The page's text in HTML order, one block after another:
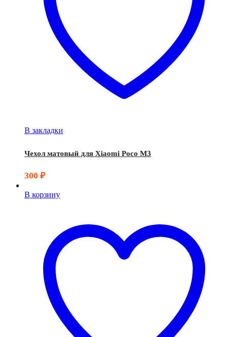
В закладки
Чехол матовый для Xiaomi Poco M3
300 ₽
В корзину